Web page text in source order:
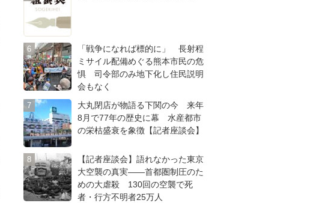
「戦争になれば標的に」 長射程
ミサイル配備めぐる熊本市民の危
惧 司令部のみ地下化し住民説明
会もなく
大丸閉店が物語る下関の今 来年
8月で77年の歴史に幕 水産都市
の栄枯盛衰を象徴【記者座談会】
【記者座談会】語れなかった東京
大空襲の真実――首都圏制圧のた
めの大虐殺 130回の空襲で死
者・行方不明者25万人